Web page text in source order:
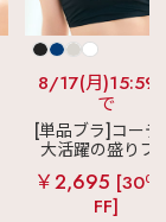
8/17(月)15:59
で
[単品ブラ]コーデ
大活躍の盛りブ
ショートレン
ス ブラトップ 超
ブラ(R) 単品ブ
￥2,695 [30
FF]